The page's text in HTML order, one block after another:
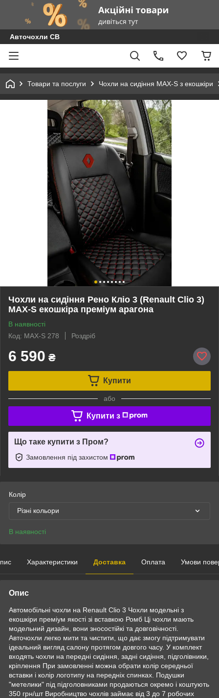
Авточохли СВ
Товари та послуги Чохли на сидіння MAX-S з екошкіри
Чохли на сидіння Рено Кліо 3 (Renault Clio 3)
MAX-S екошкіра преміум арагона
В наявності
Код: MAX-S 278
Роздріб
6 590 ₴
Купити
або
Купити з
Що таке купити з Пром?
Замовлення під захистом
Колір
Різні кольори
В наявності
Характеристики Доставка Оплата Умови
Опис
Автомобільні чохли на Renault Clio 3 Чохли модельні з
екошкіри преміум якості зі вставкою Ромб Ці чохли мають
модельний дизайн, вони зносостійкі та довговічності.
Авточохли легко мити та чистити, що дає змогу підтримувати
ідеальний вигляд салону протягом довгого часу. У комплект
входять чохли на передні сидіння, задні сидіння, підголівники,
кріплення При замовленні можна обрати колір середньої
вставки і колір логотипу на передніх спинках. Подушки
"метелики" під підголовниками продаються окремо і коштують
350 грн/шт Виробництво чохлів займає від 3 до 7 робочих